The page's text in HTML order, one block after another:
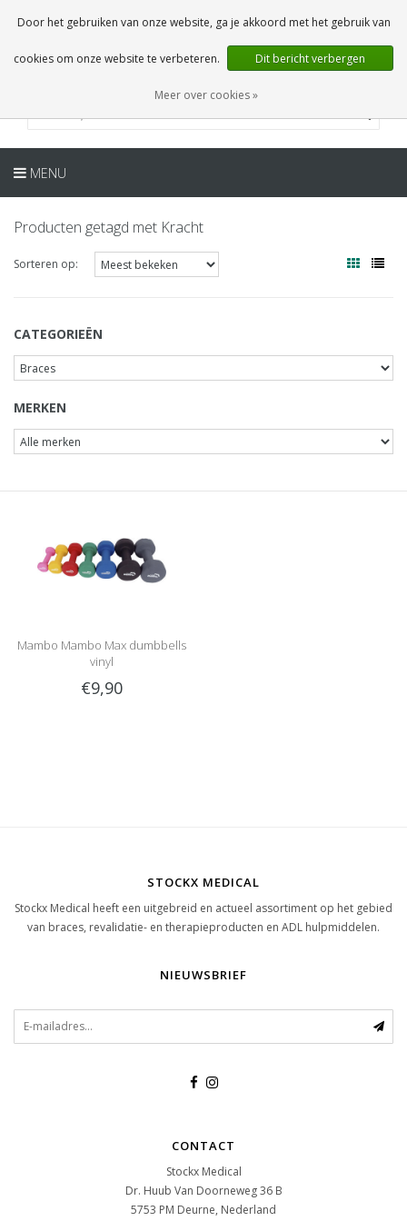
0 Artikelen
NL
MENU
Producten getagd met Kracht
Sorteren op:
CATEGORIEËN
MERKEN
Mambo Mambo Max dumbbells
vinyl
€9,90
STOCKX MEDICAL
Stockx Medical heeft een uitgebreid en actueel assortiment op het gebied
van braces, revalidatie- en therapieproducten en ADL hulpmiddelen.
NIEUWSBRIEF
CONTACT
Stockx Medical
Dr. Huub Van Doorneweg 36 B
5753 PM Deurne, Nederland
Door het gebruiken van onze website, ga je akkoord met het gebruik van
cookies om onze website te verbeteren. Dit bericht verbergen
Meer over cookies »